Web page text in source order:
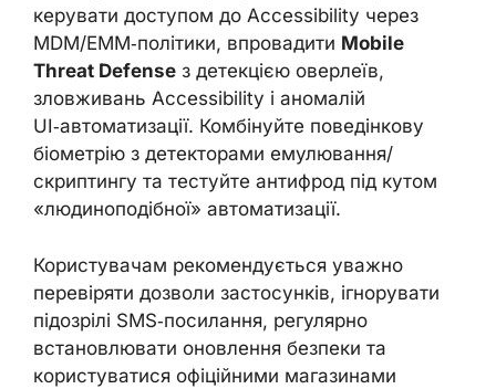
керувати доступом до Accessibility через
MDM/EMM‑політики, впровадити Mobile
Threat Defense з детекцією оверлеїв,
зловживань Accessibility і аномалій
UI‑автоматизації. Комбінуйте поведінкову
біометрію з детекторами емулювання/
скриптингу та тестуйте антифрод під кутом
«людиноподібної» автоматизації.
Користувачам рекомендується уважно
перевіряти дозволи застосунків, ігнорувати
підозрілі SMS‑посилання, регулярно
встановлювати оновлення безпеки та
користуватися офіційними магазинами